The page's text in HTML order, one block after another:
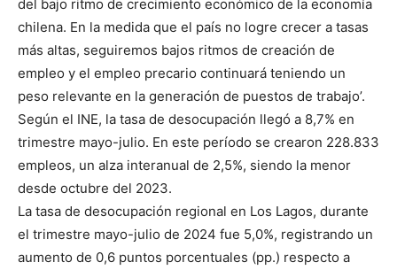
del bajo ritmo de crecimiento económico de la economía
chilena. En la medida que el país no logre crecer a tasas
más altas, seguiremos bajos ritmos de creación de
empleo y el empleo precario continuará teniendo un
peso relevante en la generación de puestos de trabajo’.
Según el INE, la tasa de desocupación llegó a 8,7% en
trimestre mayo-julio. En este período se crearon 228.833
empleos, un alza interanual de 2,5%, siendo la menor
desde octubre del 2023.
La tasa de desocupación regional en Los Lagos, durante
el trimestre mayo-julio de 2024 fue 5,0%, registrando un
aumento de 0,6 puntos porcentuales (pp.) respecto a